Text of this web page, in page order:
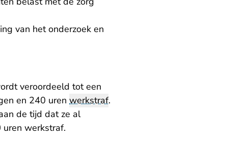
van het onderzoek en
veroordeeld tot een
en 240 uren werkstraf.
de tijd dat ze al
werkstraf.